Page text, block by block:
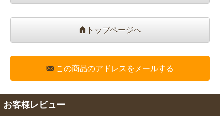
トップページへ
この商品のアドレスをメールする
お客様レビュー